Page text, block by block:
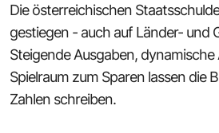
Die österreichischen
gestiegen - auch auf Länder- und
Steigende Ausgaben,
Spielraum zum Sparen lassen die
Zahlen schreiben.